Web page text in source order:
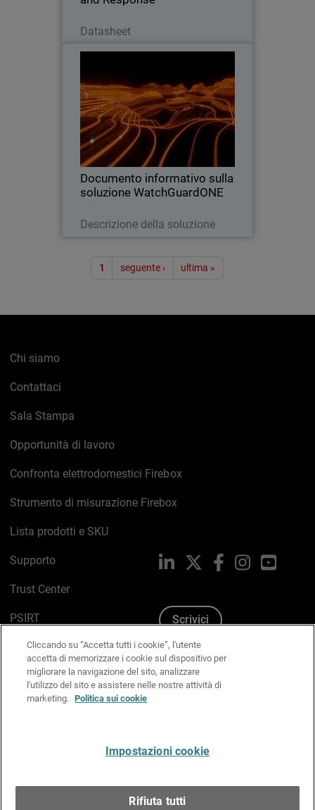
Datasheet
Documento informativo sulla
soluzione WatchGuardONE
Descrizione della soluzione
soluzione WatchGuardONE
Body
Scopri come il programma per i partner
di canale di WatchGuard può
incrementare la redditività e l'efficienza
attraverso il coinvolgimento e la
formazione.
Paginazione
1 seguente › ultima »
Chi siamo
Contattaci
Sala Stampa
Opportunità di lavoro
Confronta elettrodomestici Firebox
Strumento di misurazione Firebox
Lista prodotti e SKU
Supporto
Trust Center
PSIRT
Politica sui cookie
Informativa sulla privacy
Kit Media & Brand
LinkedIn FacebookInstagram
Scrivici
Cliccando su “Accetta tutti i cookie”, l'utente
accetta di memorizzare i cookie sul dispositivo per
migliorare la navigazione del sito, analizzare
l'utilizzo del sito e assistere nelle nostre attività di
marketing. Politica sui cookie
Impostazioni cookie
Rifiuta tutti